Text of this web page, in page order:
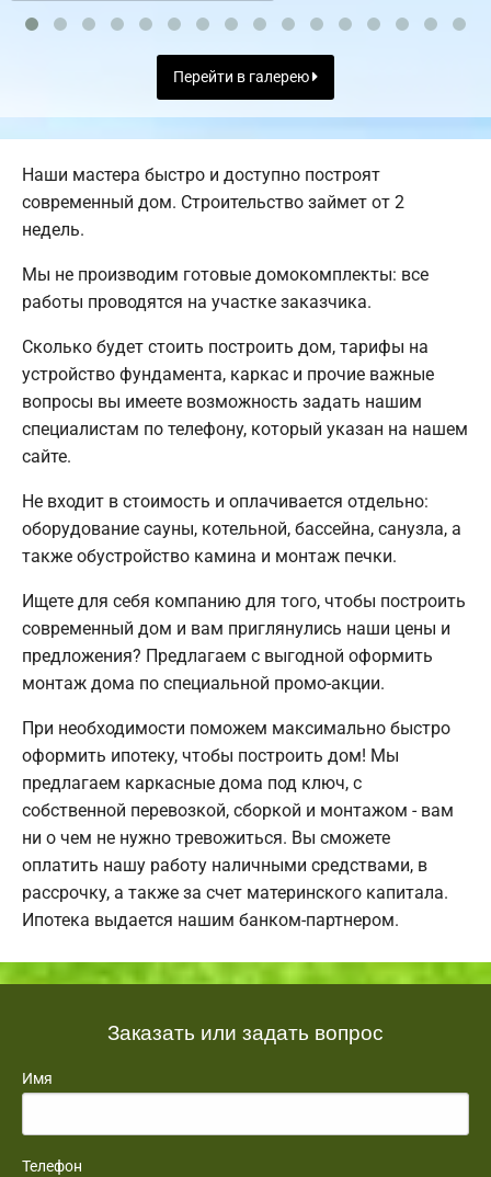
Перейти в галерею
Наши мастера быстро и доступно построят
современный дом. Строительство займет от 2
недель.
Мы не производим готовые домокомплекты: все
работы проводятся на участке заказчика.
Сколько будет стоить построить дом, тарифы на
устройство фундамента, каркас и прочие важные
вопросы вы имеете возможность задать нашим
специалистам по телефону, который указан на нашем
сайте.
Не входит в стоимость и оплачивается отдельно:
оборудование сауны, котельной, бассейна, санузла, а
также обустройство камина и монтаж печки.
Ищете для себя компанию для того, чтобы построить
современный дом и вам приглянулись наши цены и
предложения? Предлагаем с выгодной оформить
монтаж дома по специальной промо-акции.
При необходимости поможем максимально быстро
оформить ипотеку, чтобы построить дом! Мы
предлагаем каркасные дома под ключ, с
собственной перевозкой, сборкой и монтажом - вам
ни о чем не нужно тревожиться. Вы сможете
оплатить нашу работу наличными средствами, в
рассрочку, а также за счет материнского капитала.
Ипотека выдается нашим банком-партнером.
Заказать или задать вопрос
Имя
Телефон